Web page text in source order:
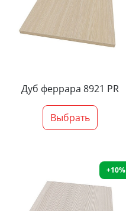
Дуб феррара 8921 PR
Выбрать
+10%